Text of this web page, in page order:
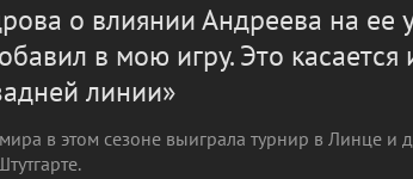
о влиянии Андреева на ее
в мою игру. Это
линии»
в этом сезоне выиграла турнир в Линце